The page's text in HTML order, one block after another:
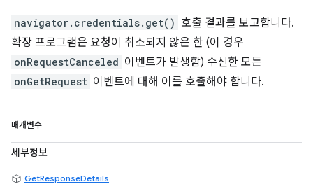
navigator.credentials.get() 호출 결과를 보고합니다.
확장 프로그램은 요청이 취소되지 않은 한 (이 경우
onRequestCanceled 이벤트가 발생함) 수신한 모든
onGetRequest 이벤트에 대해 이를 호출해야 합니다.
매개변수
세부정보
GetResponseDetails